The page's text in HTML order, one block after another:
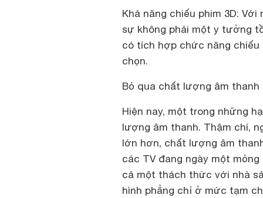
Khả năng chiếu phim 3D: Với
sự không phải một y tưởng
có tích hợp chức năng chiếu
chọn.
Bỏ qua chất lượng âm thanh
Hiện nay, một trong những
lượng âm thanh. Thậm chí,
lớn hơn, chất lượng âm
các TV đang ngày một
cả một thách thức với nhà
hình phẳng chỉ ở mức tạm